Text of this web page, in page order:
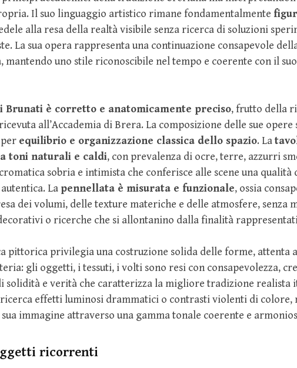
Il suo linguaggio artistico rimane fondamentalmente
alla resa della realtà visibile senza ricerca di soluzioni
La sua opera rappresenta una continuazione consapevole
mantendo uno stile riconoscibile nel tempo e coerente con il
Brunati è corretto e anatomicamente preciso, frutto della
all’Accademia di Brera. La composizione delle sue opere
equilibrio e organizzazione classica dello spazio. La
toni naturali e caldi, con prevalenza di ocre, terre, azzurri
sobria e intimista che conferisce alle scene una qualità
La pennellata è misurata e funzionale, ossia
dei volumi, delle texture materiche e delle atmosfere, senza
o ricerche che si allontanino dalla finalità
pittorica privilegia una costruzione solida delle forme, attenta
gli oggetti, i tessuti, i volti sono resi con consapevolezza,
solidità e verità che caratterizza la migliore tradizione realista
effetti luminosi drammatici o contrasti violenti di colore,
immagine attraverso una gamma tonale coerente e
ricorrenti